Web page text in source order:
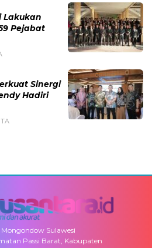
Lakukan
Pejabat
Sinergi
Hadiri
Mongondow Sulawesi
Passi Barat, Kabupaten